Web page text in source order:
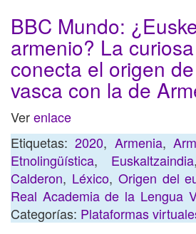
BBC Mundo:
armenio? La
conecta el origen
vasca con la de
Verenlace
Etiquetas:2020, Armenia,
Etnolingüística, Euskaltzaindia
Calderon, Léxico, Origen del
Real Academia de la Lengua
Categorías: Plataformas